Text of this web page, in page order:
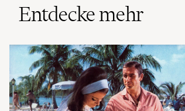
Entdecke mehr